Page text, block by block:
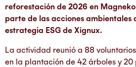
reforestación de 2026 en
parte de las acciones ambientales
estrategia ESG de Xignux.
La actividad reunió a 88
en la plantación de 42 árboles y